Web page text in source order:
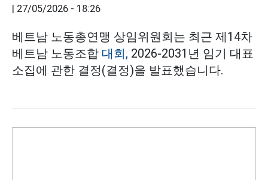
27/05/2026 - 18:26
베트남 노동총연맹 상임위원회는 최근 제14차
베트남 노동조합 대회, 2026-2031년 임기 대표
소집에 관한 결정(결정)을 발표했습니다.